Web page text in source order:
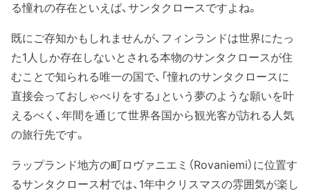
る憧れの存在といえば、サンタクロースですよね。
既にご存知かもしれませんが、フィンランドは世界にたっ
た1人しか存在しないとされる本物のサンタクロースが住
むことで知られる唯一の国で、「憧れのサンタクロースに
直接会っておしゃべりをする」という夢のような願いを叶
えるべく、年間を通じて世界各国から観光客が訪れる人気
の旅行先です。
ラップランド地方の町ロヴァニエミ（Rovaniemi）に位置す
るサンタクロース村では、1年中クリスマスの雰囲気が楽し